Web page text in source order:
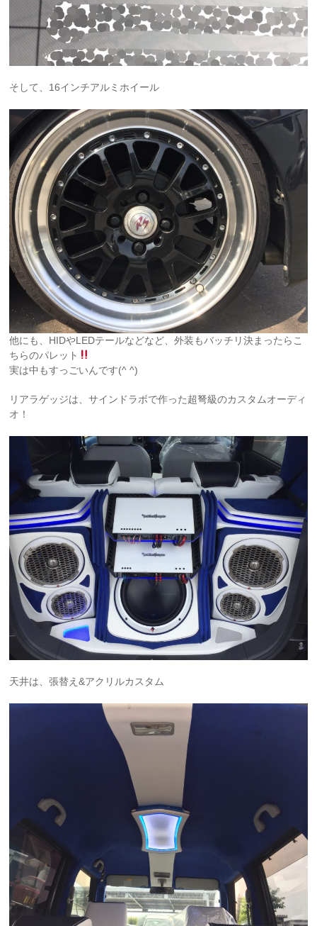
そして、16インチアルミホイール
他にも、HIDやLEDテールなどなど、外装もバッチリ決まったらこ
ちらのパレット
実は中もすっごいんです(^ ^)
リアラゲッジは、サインドラボで作った超弩級のカスタムオーディ
オ！
天井は、張替え&アクリルカスタム